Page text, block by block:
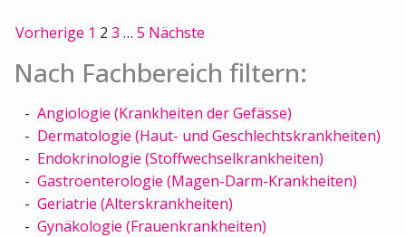
Vorherige 1 2 3 … 5 Nächste
Nach Fachbereich filtern:
Angiologie (Krankheiten der Gefässe)
Dermatologie (Haut- und Geschlechtskrankheiten)
Endokrinologie (Stoffwechselkrankheiten)
Gastroenterologie (Magen-Darm-Krankheiten)
Geriatrie (Alterskrankheiten)
Gynäkologie (Frauenkrankheiten)